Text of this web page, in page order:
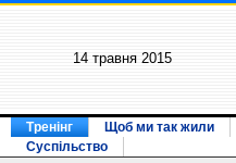
14 травня 2015
Тренінг Щоб ми так жили
Суспільство